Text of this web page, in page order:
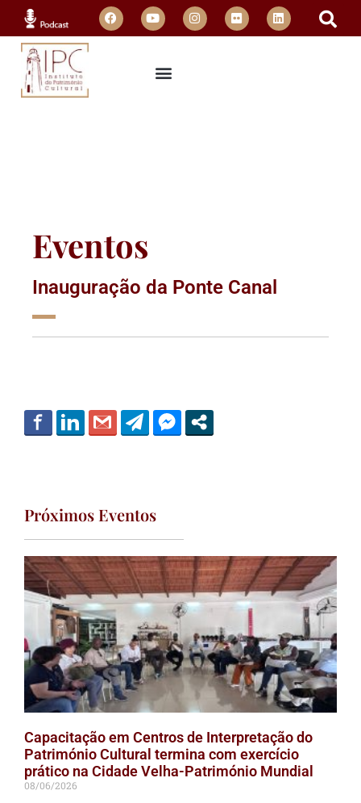
Eventos
Inauguração da Ponte Canal
Próximos Eventos
Capacitação em Centros de Interpretação do
Património Cultural termina com exercício
prático na Cidade Velha-Património Mundial
08/06/2026